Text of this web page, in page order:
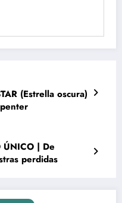
(Estrella oscura)
ÚNICO | De
perdidas